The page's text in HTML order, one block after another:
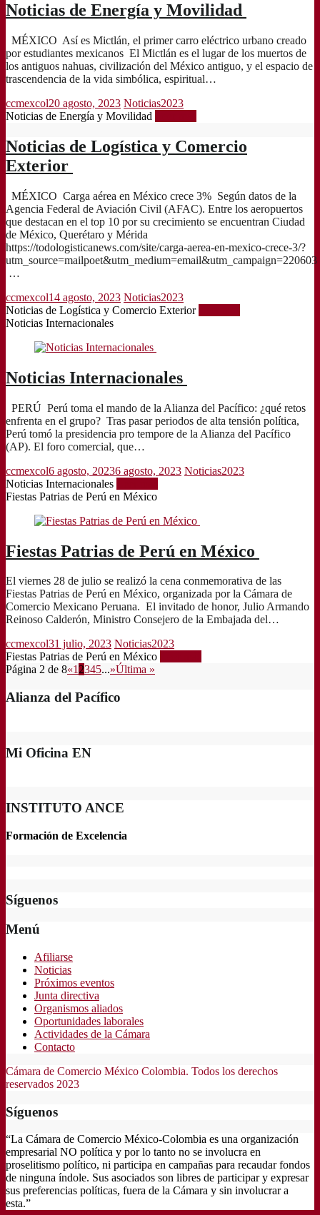
Noticias de Energía y Movilidad
MÉXICO Así es Mictlán, el primer carro eléctrico urbano creado
por estudiantes mexicanos El Mictlán es el lugar de los muertos de
los antiguos nahuas, civilización del México antiguo, y el espacio de
trascendencia de la vida simbólica, espiritual…
ccmexcol20 agosto, 2023 Noticias2023
Noticias de Energía y Movilidad
Noticias de Logística y Comercio
Exterior
MÉXICO Carga aérea en México crece 3% Según datos de la
Agencia Federal de Aviación Civil (AFAC). Entre los aeropuertos
que destacan en el top 10 por su crecimiento se encuentran Ciudad
de México, Querétaro y Mérida
https://todologisticanews.com/site/carga-aerea-en-mexico-crece-3/?
utm_source=mailpoet&utm_medium=email&utm_campaign=220603
…
ccmexcol14 agosto, 2023 Noticias2023
Noticias de Logística y Comercio Exterior
Noticias Internacionales
Noticias Internacionales
PERÚ Perú toma el mando de la Alianza del Pacífico: ¿qué retos
enfrenta en el grupo? Tras pasar periodos de alta tensión política,
Perú tomó la presidencia pro tempore de la Alianza del Pacífico
(AP). El foro comercial, que…
ccmexcol6 agosto, 20236 agosto, 2023 Noticias2023
Noticias Internacionales
Fiestas Patrias de Perú en México
Fiestas Patrias de Perú en México
El viernes 28 de julio se realizó la cena conmemorativa de las
Fiestas Patrias de Perú en México, organizada por la Cámara de
Comercio Mexicano Peruana. El invitado de honor, Julio Armando
Reinoso Calderón, Ministro Consejero de la Embajada del…
ccmexcol31 julio, 2023 Noticias2023
Fiestas Patrias de Perú en México
Página 2 de 8«12345...»Última »
Alianza del Pacífico
Mi Oficina EN
INSTITUTO ANCE
Formación de Excelencia
Síguenos
Menú
Afiliarse
Noticias
Próximos eventos
Junta directiva
Organismos aliados
Oportunidades laborales
Actividades de la Cámara
Contacto
Cámara de Comercio México Colombia. Todos los derechos
reservados 2023
Síguenos
“La Cámara de Comercio México-Colombia es una organización
empresarial NO política y por lo tanto no se involucra en
proselitismo político, ni participa en campañas para recaudar fondos
de ninguna índole. Sus asociados son libres de participar y expresar
sus preferencias políticas, fuera de la Cámara y sin involucrar a
esta.”